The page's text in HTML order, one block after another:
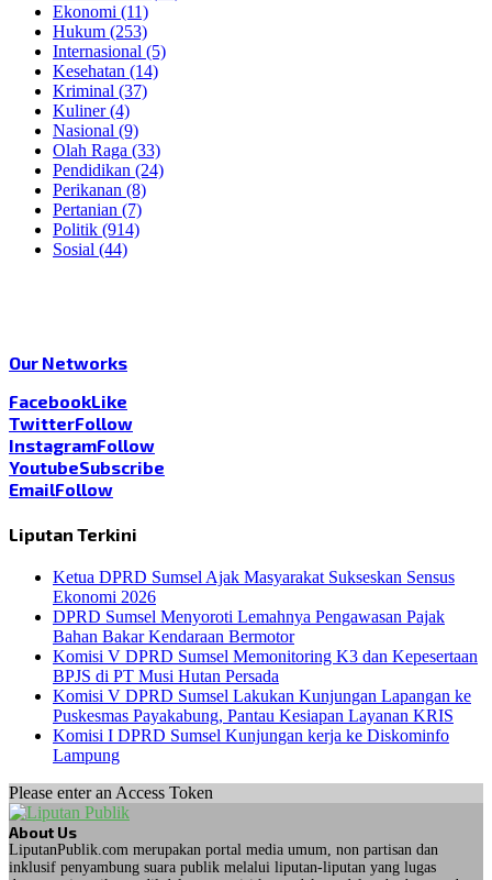
Ekonomi (11)
Hukum (253)
Internasional (5)
Kesehatan (14)
Kriminal (37)
Kuliner(4)
Nasional (9)
Olah Raga (33)
Pendidikan (24)
Perikanan (8)
Pertanian (7)
Politik (914)
Sosial (44)
Our Networks
FacebookLike
TwitterFollow
InstagramFollow
YoutubeSubscribe
EmailFollow
Liputan Terkini
Ketua DPRD Sumsel Ajak Masyarakat Sukseskan Sensus
Ekonomi 2026
DPRD Sumsel Menyoroti Lemahnya Pengawasan Pajak
Bahan Bakar Kendaraan Bermotor
Komisi V DPRD Sumsel Memonitoring K3 dan Kepesertaan
BPJS di PT Musi Hutan Persada
Komisi V DPRD Sumsel Lakukan Kunjungan Lapangan ke
Puskesmas Payakabung, Pantau Kesiapan Layanan KRIS
Komisi I DPRD Sumsel Kunjungan kerja ke Diskominfo
Lampung
Please enter an Access Token
About Us
LiputanPublik.com merupakan portal media umum, non partisan dan
inklusif penyambung suara publik melalui liputan-liputan yang lugas